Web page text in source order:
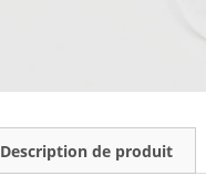
Description de produit